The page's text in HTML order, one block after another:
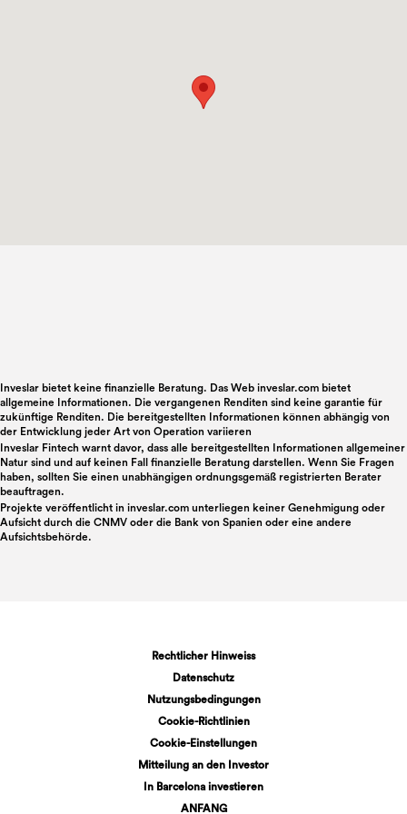
Inveslar bietet keine finanzielle Beratung. Das Web inveslar.com bietet
allgemeine Informationen. Die vergangenen Renditen sind keine garantie für
zukünftige Renditen. Die bereitgestellten Informationen können abhängig von
der Entwicklung jeder Art von Operation variieren
Inveslar Fintech warnt davor, dass alle bereitgestellten Informationen allgemeiner
Natur sind und auf keinen Fall finanzielle Beratung darstellen. Wenn Sie Fragen
haben, sollten Sie einen unabhängigen ordnungsgemäß registrierten Berater
beauftragen.
Projekte veröffentlicht in inveslar.com unterliegen keiner Genehmigung oder
Aufsicht durch die CNMV oder die Bank von Spanien oder eine andere
Aufsichtsbehörde.
Rechtlicher Hinweiss
Datenschutz
Nutzungsbedingungen
Cookie-Richtlinien
Cookie-Einstellungen
Mitteilung an den Investor
In Barcelona investieren
ANFANG